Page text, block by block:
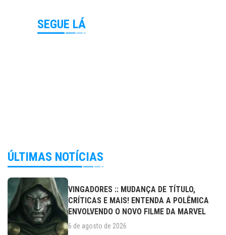
SEGUE LÁ
ÚLTIMAS NOTÍCIAS
VINGADORES :: MUDANÇA DE TÍTULO,
CRÍTICAS E MAIS! ENTENDA A POLÊMICA
ENVOLVENDO O NOVO FILME DA MARVEL
6 de agosto de 2026